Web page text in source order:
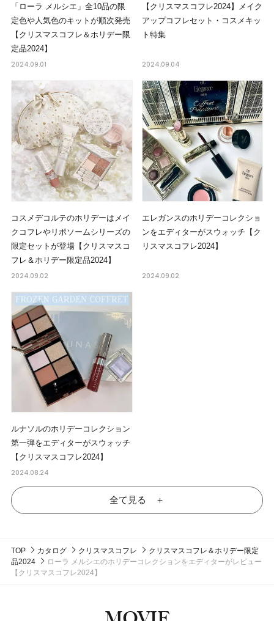
「ローラ メルシエ」全10品の限
定色や人気色のキットが順次発売
【クリスマスコフレ＆ホリデー限
定品2024】
2024.09.01
【クリスマスコフレ2024】メイク
アップコフレセット・コスメキッ
ト特集
2024.09.04
コスメデコルテのホリデーはメイ
クコフレやリポソームシリーズの
限定セットが登場【クリスマスコ
フレ＆ホリデー限定品2024】
2024.09.02
エレガンスのホリデーコレクショ
ンをエディターがスウォッチ【ク
リスマスコフレ2024】
2024.09.02
ルナソルのホリデーコレクション
第一弾をエディターがスウォッチ
【クリスマスコフレ2024】
2024.08.24
全て見る ＋
TOP カタログ クリスマスコフレ
クリスマスコフレ＆ホリデー限定
品2024
ローラ メルシエのホリデーコレクションをエディターがレビュー
【クリスマスコフレ2024】